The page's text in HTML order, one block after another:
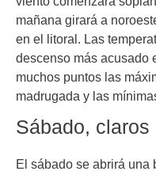
mañana girará a
en el litoral. Las
descenso más acusado
muchos puntos las
madrugada y las
Sábado, claros
El sábado se abrirá una